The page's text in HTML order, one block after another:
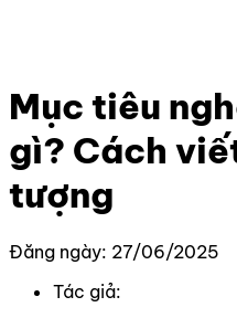
Mục tiêu
gì? Cách
tượng
Đăng ngày: 27/06/2025
Tác giả: